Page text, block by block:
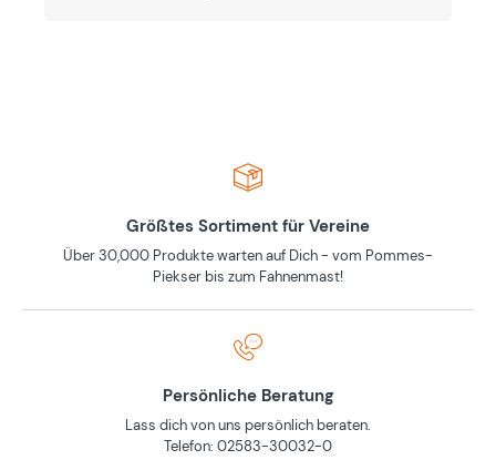
Größtes Sortiment für Vereine
Über 30,000 Produkte warten auf Dich - vom Pommes-
Piekser bis zum Fahnenmast!
Persönliche Beratung
Lass dich von uns persönlich beraten.
Telefon: 02583-30032-0